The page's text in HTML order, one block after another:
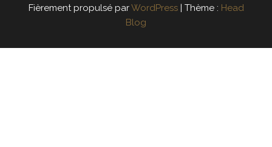
Fièrement propulsé parWordPress | Thème : Head
Blog